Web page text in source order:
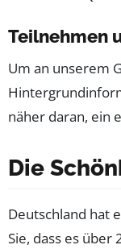
Teilnehmen
Um an unserem
näher daran, ein
Die
Deutschland hat
Sie, dass es über